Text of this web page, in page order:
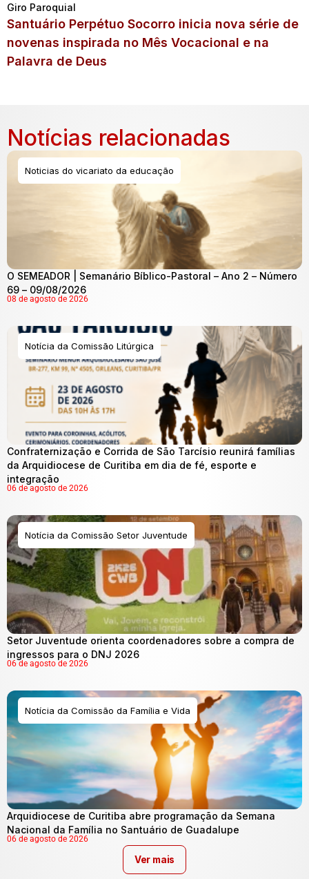
Giro Paroquial
Santuário Perpétuo Socorro inicia nova série de
novenas inspirada no Mês Vocacional e na
Palavra de Deus
Notícias relacionadas
Noticias do vicariato da educação
O SEMEADOR | Semanário Bíblico-Pastoral – Ano 2 – Número
69 – 09/08/2026
08 de agosto de 2026
Notícia da Comissão Litúrgica
Confraternização e Corrida de São Tarcísio reunirá famílias
da Arquidiocese de Curitiba em dia de fé, esporte e
integração
06 de agosto de 2026
Notícia da Comissão Setor Juventude
Setor Juventude orienta coordenadores sobre a compra de
ingressos para o DNJ 2026
06 de agosto de 2026
Notícia da Comissão da Família e Vida
Arquidiocese de Curitiba abre programação da Semana
Nacional da Família no Santuário de Guadalupe
06 de agosto de 2026
Ver mais